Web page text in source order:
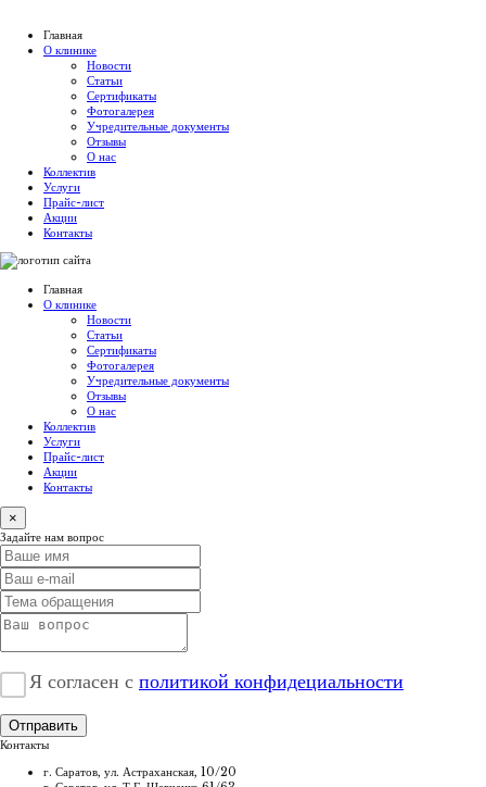
Главная
О клинике
Новости
Статьи
Сертификаты
Фотогалерея
Учредительные документы
Отзывы
О нас
Коллектив
Услуги
Прайс-лист
Акции
Контакты
Главная
О клинике
Новости
Статьи
Сертификаты
Фотогалерея
Учредительные документы
Отзывы
О нас
Коллектив
Услуги
Прайс-лист
Акции
Контакты
×
Задайте нам вопрос
Я согласен с политикой конфидециальности
Отправить
Контакты
г. Саратов, ул. Астраханская, 10/20